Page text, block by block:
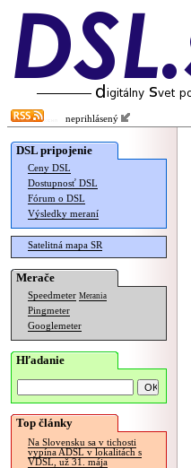
neprihlásený
DSL pripojenie
Ceny DSL
Dostupnosť DSL
Fórum o DSL
Výsledky meraní
Satelitná mapa SR
Merače
Speedmeter Merania
Pingmeter
Googlemeter
Hľadanie
Top články
Na Slovensku sa v tichosti
vypína ADSL v lokalitách s
VDSL, už 31. mája